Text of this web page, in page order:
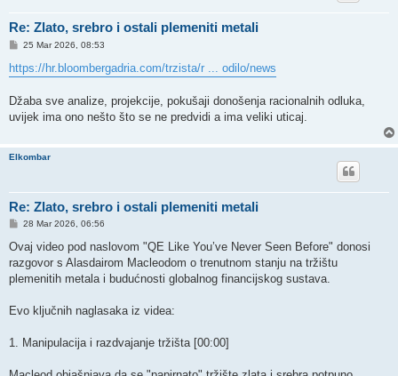
Re: Zlato, srebro i ostali plemeniti metali
P
s
t
25 Mar 2026, 08:53
https://hr.bloombergadria.com/trzista/r ... odilo/news
Džaba sve analize, projekcije, pokušaji donošenja racionalnih odluka,
uvijek ima ono nešto što se ne predvidi a ima veliki uticaj.
Elkombar
Re: Zlato, srebro i ostali plemeniti metali
P
s
28 Mar 2026, 06:56
Ovaj video pod naslovom "QE Like You’ve Never Seen Before" donosi
razgovor s Alasdairom Macleodom o trenutnom stanju na tržištu
plemenitih metala i budućnosti globalnog financijskog sustava.
​Evo ključnih naglasaka iz videa:
​1. Manipulacija i razdvajanje tržišta [00:00] ​